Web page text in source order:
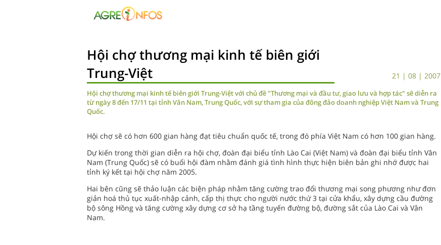
Hội chợ thương mại kinh tế biên giới
Trung-Việt
21 | 08 | 2007
Hội chợ thương mại kinh tế biên giới Trung-Việt với chủ đề "Thương mại và đầu tư, giao lưu và hợp tác" sẽ diễn ra
từ ngày 8 đến 17/11 tại tỉnh Vân Nam, Trung Quốc, với sự tham gia của đông đảo doanh nghiệp Việt Nam và Trung
Quốc.
Hội chợ sẽ có hơn 600 gian hàng đạt tiêu chuẩn quốc tế, trong đó phía Việt Nam có hơn 100 gian hàng.
Dự kiến trong thời gian diễn ra hội chợ, đoàn đại biểu tỉnh Lào Cai (Việt Nam) và đoàn đại biểu tỉnh Vân
Nam (Trung Quốc) sẽ có buổi hội đàm nhằm đánh giá tình hình thực hiện biên bản ghi nhớ được hai
tỉnh ký kết tại hội chợ năm 2005.
Hai bên cũng sẽ thảo luận các biện pháp nhằm tăng cường trao đổi thương mại song phương như đơn
giản hoá thủ tục xuất-nhập cảnh, cấp thị thực cho người nước thứ 3 tại cửa khẩu, xây dựng cầu đường
bộ sông Hồng và tăng cường xây dựng cơ sở hạ tầng tuyến đường bộ, đường sắt của Lào Cai và Vân
Nam.